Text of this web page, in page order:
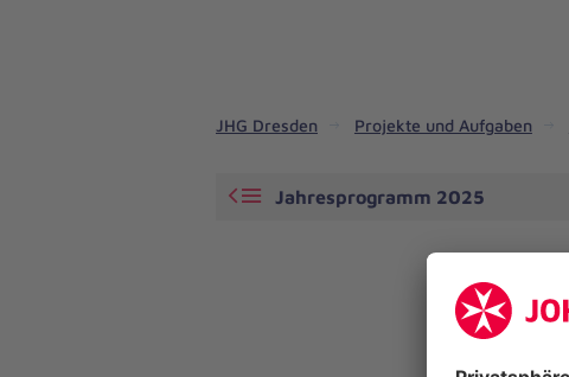
JHG Dresden Projekte und Aufgaben
Jahresprogramm 2025